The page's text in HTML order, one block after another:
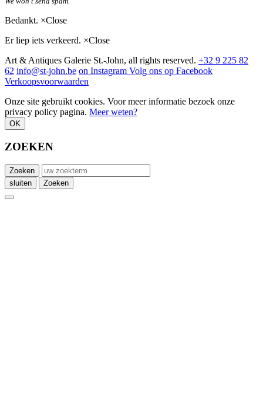
Bedankt. ×Close
Er liep iets verkeerd. ×Close
Art & Antiques Galerie St.-John, all rights reserved. +32 9 225 82
62 info@st-john.be on Instagram Volg ons op Facebook
Verkoopsvoorwaarden
Onze site gebruikt cookies. Voor meer informatie bezoek onze
privacy policy pagina. Meer weten?
OK
ZOEKEN
Zoeken
sluiten
Zoeken